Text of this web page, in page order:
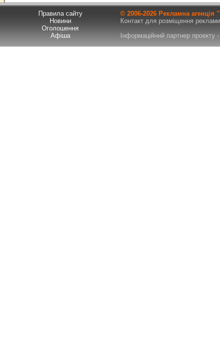
Правила сайту
Новини
Оголошення
Афіша
© 2006-2026 Рекламна
Контакт для розміщення
Інформаційний партнер проекту